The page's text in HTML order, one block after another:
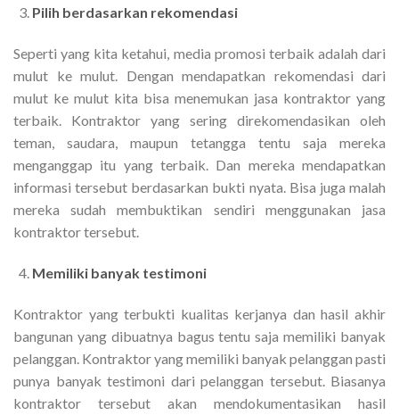
Pilih berdasarkan rekomendasi
Seperti yang kita ketahui, media promosi terbaik adalah dari
mulut ke mulut. Dengan mendapatkan rekomendasi dari
mulut ke mulut kita bisa menemukan jasa kontraktor yang
terbaik. Kontraktor yang sering direkomendasikan oleh
teman, saudara, maupun tetangga tentu saja mereka
menganggap itu yang terbaik. Dan mereka mendapatkan
informasi tersebut berdasarkan bukti nyata. Bisa juga malah
mereka sudah membuktikan sendiri menggunakan jasa
kontraktor tersebut.
Memiliki banyak testimoni
Kontraktor yang terbukti kualitas kerjanya dan hasil akhir
bangunan yang dibuatnya bagus tentu saja memiliki banyak
pelanggan. Kontraktor yang memiliki banyak pelanggan pasti
punya banyak testimoni dari pelanggan tersebut. Biasanya
kontraktor tersebut akan mendokumentasikan hasil